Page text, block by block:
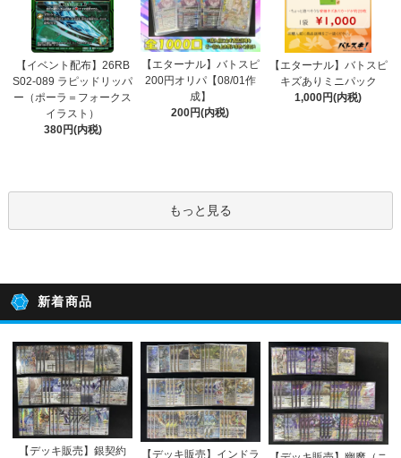
【イベント配布】26RB
S02-089 ラピッドリッパ
ー（ポーラ＝フォークス
イラスト）
380円(内税)
【エターナル】バトスピ
200円オリパ【08/01作
成】
200円(内税)
【エターナル】バトスピ
キズありミニパック
1,000円(内税)
もっと見る
新着商品
【デッキ販売】銀契約
【デッキ販売】インドラ